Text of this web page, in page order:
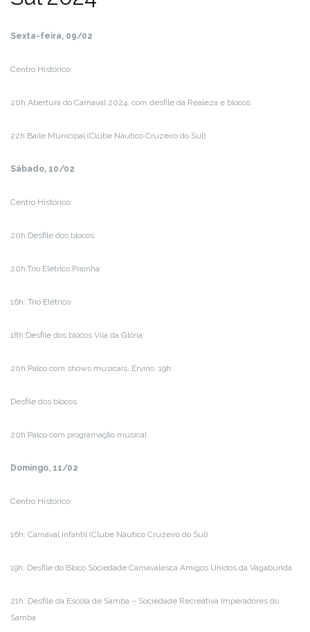
Sexta-feira, 09/02
Centro Histórico:
20h:Abertura do Carnaval 2024, com desfile da Realeza e blocos
22h:Baile Municipal (Clube Náutico Cruzeiro do Sul)
Sábado, 10/02
Centro Histórico:
20h:Desfile dos blocos
20h:Trio Elétrico Prainha:
16h: Trio Elétrico
18h:Desfile dos blocos Vila da Glória:
20h:Palco com shows musicais. Ervino: 19h:
Desfile dos blocos
20h:Palco com programação musical
Domingo, 11/02
Centro Histórico:
16h: Carnaval Infantil (Clube Náutico Cruzeiro do Sul)
19h: Desfile do Bloco Sociedade Carnavalesca Amigos Unidos da Vagabunda
21h: Desfile da Escola de Samba – Sociedade Recreativa Imperadores do
Samba